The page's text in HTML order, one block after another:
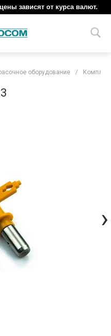
зависят от курса валют.
оборудование /
›